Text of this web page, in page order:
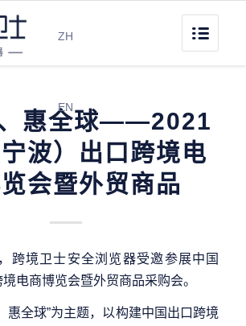
ZH
EN
惠全球——2021
波）出口跨境电
会暨外贸商品
跨境卫士安全浏览器受邀参展中国
境电商博览会暨外贸商品采购会。
惠全球”为主题，以构建中国出口跨境